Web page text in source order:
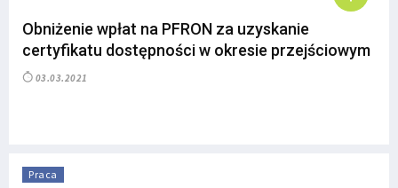
Obniżenie wpłat na PFRON za uzyskanie
certyfikatu dostępności w okresie przejściowym
03.03.2021
Praca